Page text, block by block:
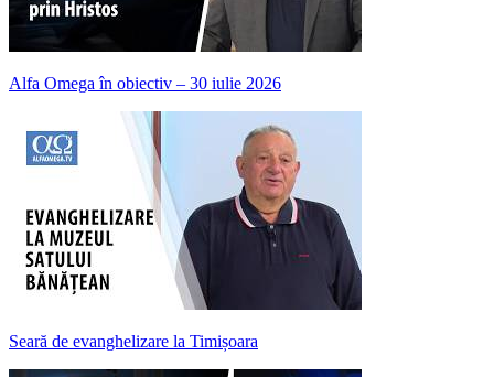
Alfa Omega în obiectiv – 30 iulie 2026
Seară de evanghelizare la Timișoara